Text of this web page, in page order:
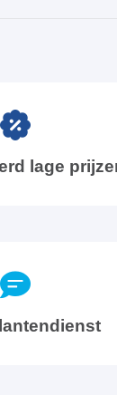
lage